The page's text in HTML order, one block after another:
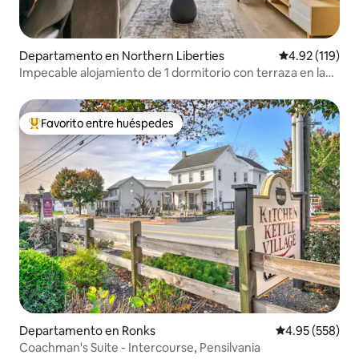
Departamento en Northern Liberties Calificación
4.92 (119)
Impecable alojamiento de 1 dormitorio con terraza en la
De los mejores en Favorito entre huéspedes
Favorito entre huéspedes
Departamento en Ronks Calificación
4.95 (558)
Coachman's Suite - Intercourse, Pensilvania